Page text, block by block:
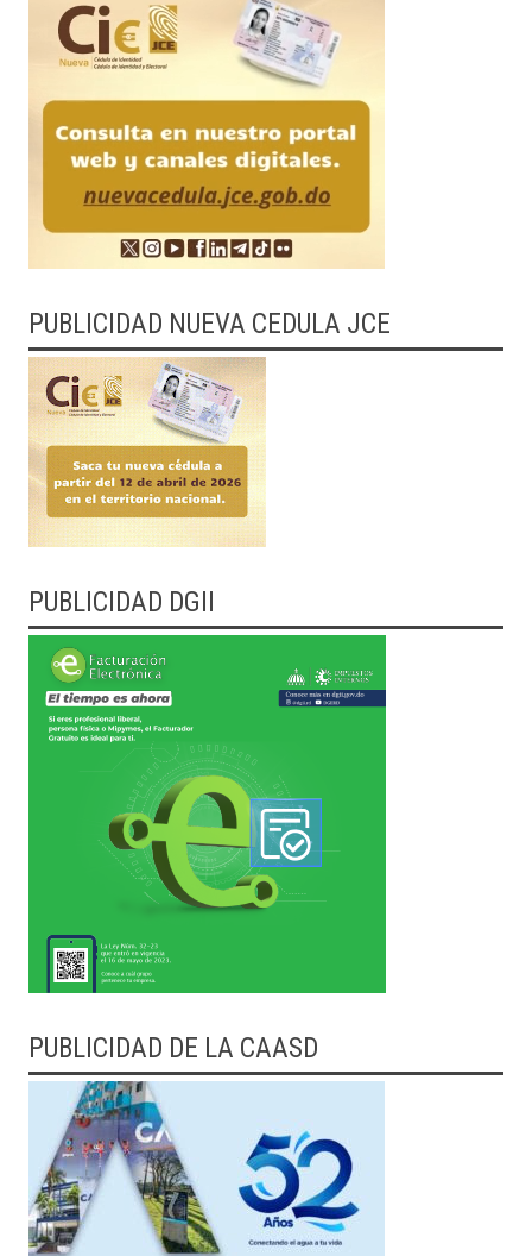
PUBLICIDAD NUEVA CEDULA JCE
PUBLICIDAD DGII
PUBLICIDAD DE LA CAASD